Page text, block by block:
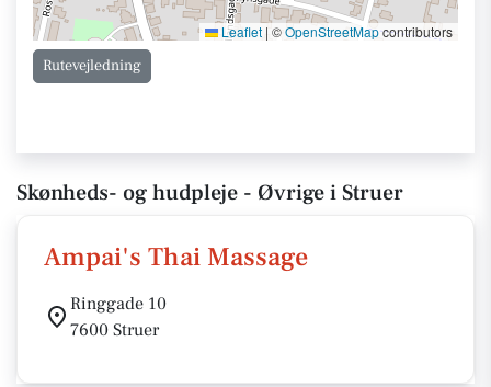
Leaflet | ©OpenStreetMapcontributors
Rutevejledning
Skønheds- og hudpleje - Øvrige i Struer
Ampai's Thai Massage
Ringgade 10
7600 Struer